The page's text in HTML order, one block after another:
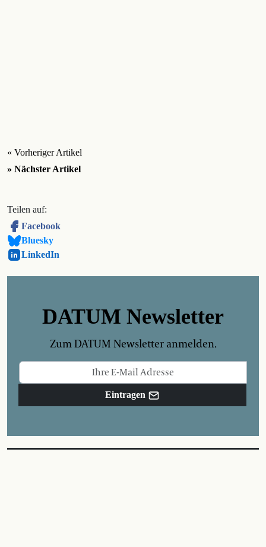
« Vorheriger Artikel
» Nächster Artikel
Teilen auf:
Facebook
Bluesky
LinkedIn
DATUM Newsletter
Zum DATUM Newsletter anmelden.
Eintragen